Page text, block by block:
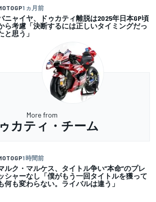
1 ヵ月前
ニャイヤ、ドゥカティ離脱は2025年日本GP頃
ら考慮「決断するには正しいタイミングだっ
と思う」
More from
カティ・チーム
1 時間前
ルク・マルケス、タイトル争い”本命”のプレ
シャーなし「僕がもう一回タイトルを獲って
何も変わらない。ライバルは違う」